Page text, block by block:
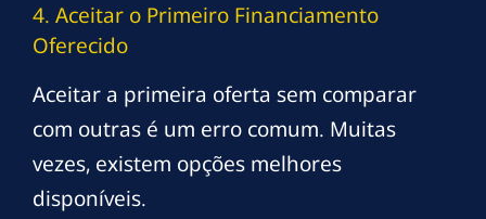
4. Aceitar o Primeiro Financiamento
Oferecido
Aceitar a primeira oferta sem comparar
com outras é um erro comum. Muitas
vezes, existem opções melhores
disponíveis.